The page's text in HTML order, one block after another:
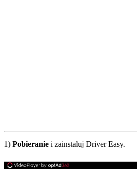
1) Pobieranie i zainstaluj Driver Easy.